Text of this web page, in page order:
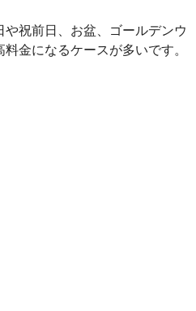
や祝前日、お盆、ゴールデンウ
金になるケースが多いです。